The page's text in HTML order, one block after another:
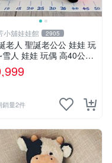
小舖娃娃館 2905
老人 聖誕老公公 娃娃 玩
雪人 娃娃 玩偶 高40公分
老公公 交換禮物 聖誕娃
耶誕禮物 聖誕節擺飾 全
銷量2件